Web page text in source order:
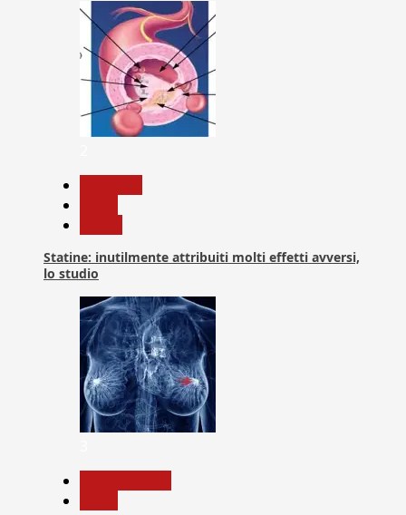
Statine: inutilmente attribuiti molti effetti avversi,
lo studio